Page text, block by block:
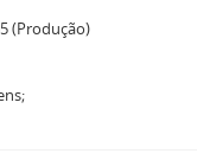
(Produção)